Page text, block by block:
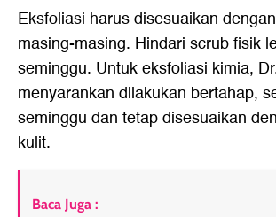
Eksfoliasi harus disesuaikan
masing-masing. Hindari scrub fisik
seminggu. Untuk eksfoliasi kimia,
menyarankan dilakukan bertahap,
seminggu dan tetap disesuaikan
kulit.
Baca Juga :